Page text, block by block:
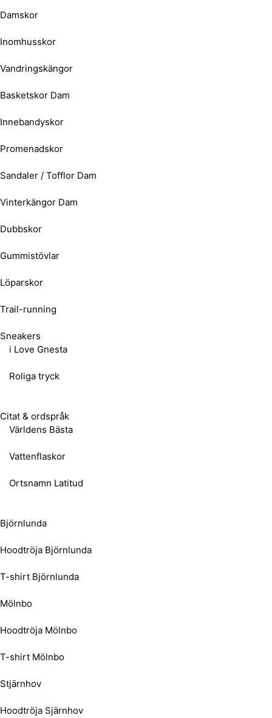
Damskor
Inomhusskor
Vandringskängor
Basketskor Dam
Innebandyskor
Promenadskor
Sandaler / Tofflor Dam
Vinterkängor Dam
Dubbskor
Gummistövlar
Löparskor
Trail-running
Sneakers
i Love Gnesta
Roliga tryck
Citat & ordspråk
Världens Bästa
Vattenflaskor
Ortsnamn Latitud
Björnlunda
Hoodtröja Björnlunda
T-shirt Björnlunda
Mölnbo
Hoodtröja Mölnbo
T-shirt Mölnbo
Stjärnhov
Hoodtröja Sjärnhov